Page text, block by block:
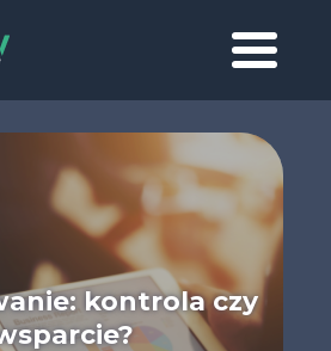
kontrola czy